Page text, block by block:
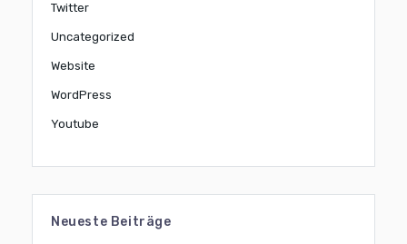
Twitter
Uncategorized
Website
WordPress
Youtube
Neueste Beiträge